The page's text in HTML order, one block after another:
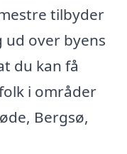
tilbyder
over byens
du kan få
i områder
Bergsø,